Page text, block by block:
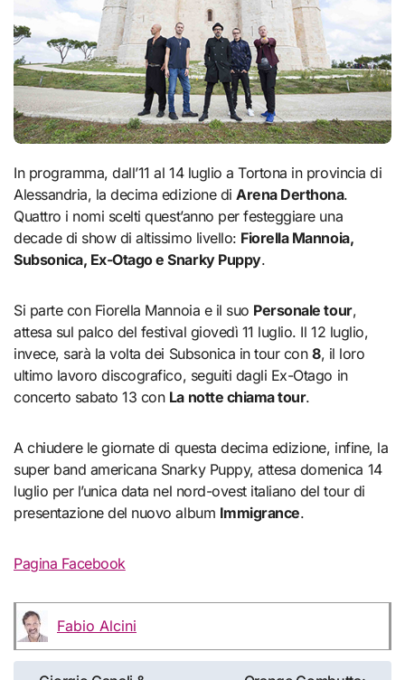
In programma, dall’11 al 14 luglio a Tortona in provincia di
Alessandria, la decima edizione diArena Derthona.
Quattro i nomi scelti quest’anno per festeggiare una
decade di show di altissimo livello: Fiorella Mannoia,
Subsonica, Ex-Otago e Snarky Puppy.
Si parte con Fiorella Mannoia e il suo Personale tour,
attesa sul palco del festival giovedì 11 luglio. Il 12 luglio,
invece, sarà la volta dei Subsonica in tour con 8, il loro
ultimo lavoro discografico, seguiti dagli Ex-Otago in
concerto sabato 13 con La notte chiama tour.
A chiudere le giornate di questa decima edizione, infine, la
super band americana Snarky Puppy, attesa domenica 14
luglio per l’unica data nel nord-ovest italiano del tour di
presentazione del nuovo album Immigrance.
Pagina Facebook
Fabio Alcini